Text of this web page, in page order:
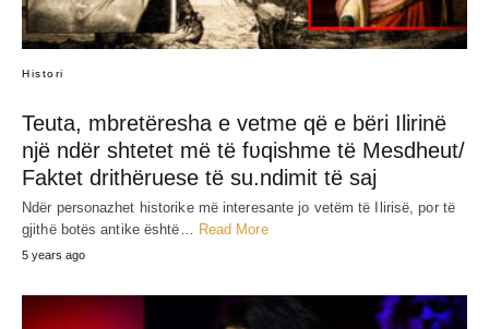
Histori
Teuta, mbretëresha e vetme që e bëri Ilirinë
një ndër shtetet më të fʋqishme të Mesdheut/
Faktet drithëruese të su.ndimit të saj
Ndër personazhet historike më interesante jo vetëm të Ilirisë, por të
gjithë botës antike është…
Read More
5 years ago